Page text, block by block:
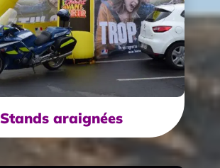
Stands araignées